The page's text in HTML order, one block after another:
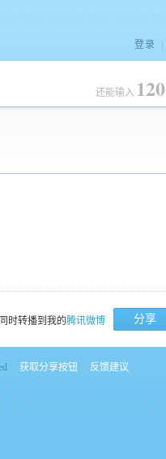
登录
还能输入 120
同时转播到我的腾讯微博 分享
获取分享按钮 反馈建议